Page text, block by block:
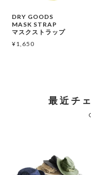
DRY GOODS
MASK STRAP
マスクストラップ
¥1,650